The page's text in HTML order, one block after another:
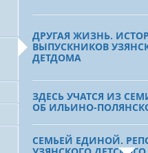
ДРУГАЯ ЖИЗНЬ.
ВЫПУСКНИКОВ
ДЕТДОМА
ЗДЕСЬ УЧАТСЯ ИЗ
ОБ ИЛЬИНО-
СЕМЬЕЙ ЕДИНОЙ.